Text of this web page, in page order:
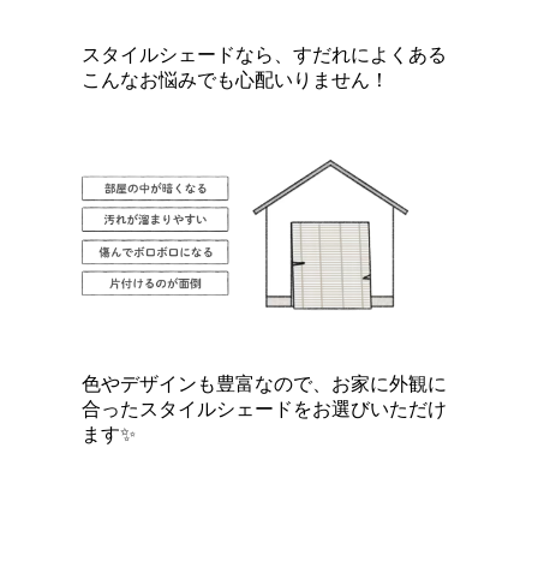
スタイルシェードなら、すだれによくある
こんなお悩みでも心配いりません！
色やデザインも豊富なので、お家に外観に
合ったスタイルシェードをお選びいただけ
ます✨